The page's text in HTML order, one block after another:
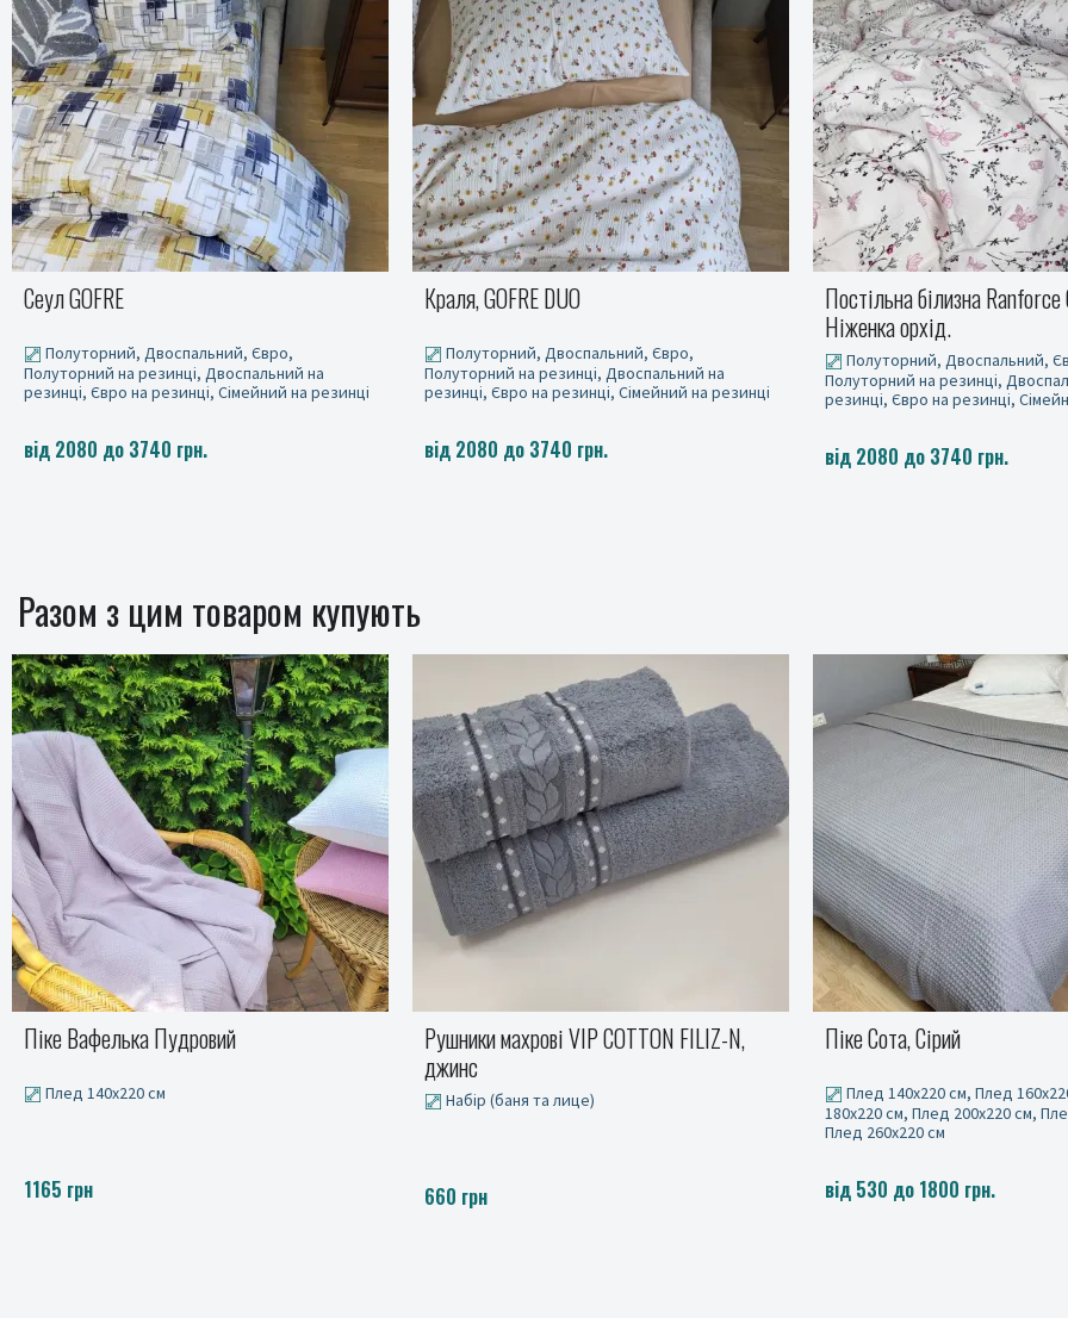
Краля, GOFRE DUO
Полуторний, Двоспальний, Євро,
Полуторний на резинці, Двоспальний на
резинці, Євро на резинці, Сімейний на резинці
від 2080 до 3740 грн.
Постільна білизна Ranforce GOFRE
Полуторний, Двоспальний, Євро,
Полуторний на резинці, Двоспальний на
резинці, Євро на резинці, Сімейний на резинці
від 2080 до 3740 грн.
Марсель персик, GOFRE
Полуторний, Двоспальний,
Полуторний на резинці,
резинці, Євро на резинці,
від 2080 до 3740 грн.
Разом з цим товаром купують
Рушники махрові VIP COTTON FILIZ-N,
Набір (баня та лице)
660 грн
Піке Сота, Сірий
Плед 140x220 см, Плед 160x220 см, Плед
180x220 см, Плед 200x220 см, Плед 240x220 см,
від 530 до 1800 грн.
Рушник махровий зелений
Для рук 40/70 см, Банний 70/
від 85 до 290 грн.